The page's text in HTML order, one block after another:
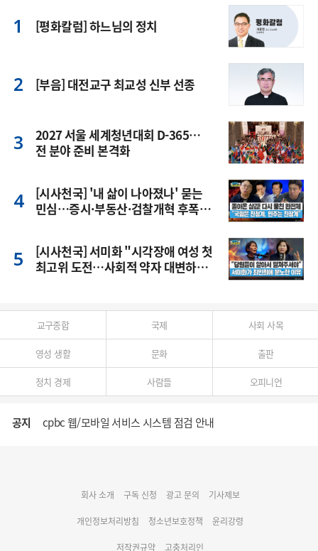
[평화칼럼] 하느님의 정치
[부음] 대전교구 최교성 신부 선종
2027 서울 세계청년대회 D-365…
전 분야 준비 본격화
[시사천국] '내 삶이 나아졌나' 묻는
민심…증시·부동산·검찰개혁 후폭
[시사천국] 서미화 "시각장애 여성 첫
최고위 도전…사회적 약자 대변하겠
교구종합 국제 사회 사목
영성 생활 문화 출판
정치 경제 사람들 오피니언
공지 cpbc 웹/모바일 서비스 시스템 점검 안내
명동 미디어큐브 & 1898 미디어월 공모전 수상작 발표
회사 소개 구독 신청 광고 문의 기사제보
개인정보처리방침 청소년보호정책 윤리강령
저작권규약 고충처리인